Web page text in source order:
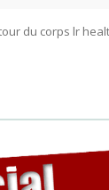
du corps lr